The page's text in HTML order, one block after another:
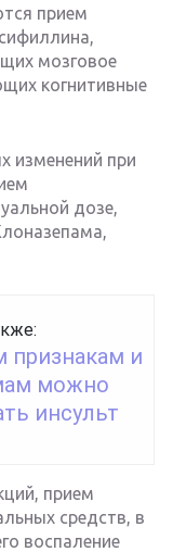
прием
мозговое
когнитивные
изменений при
дозе,
признакам и
можно
инсульт
прием
средств, в
воспаление